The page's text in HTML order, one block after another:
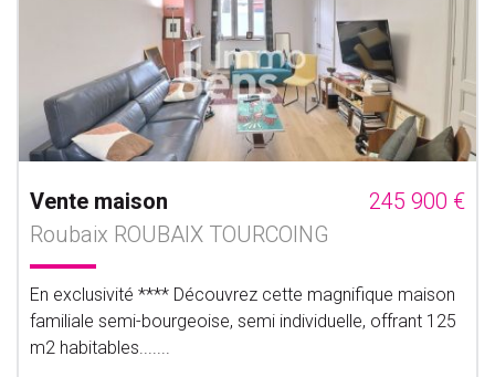
Vente maison
245 900 €
Roubaix ROUBAIX TOURCOING
En exclusivité **** Découvrez cette magnifique maison
familiale semi-bourgeoise, semi individuelle, offrant 125
m2 habitables.......